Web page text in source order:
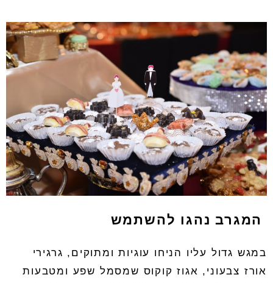
המגרב נהגו להשתמש
במגש גדול עליו הניחו עוגיות ומתוקים , גרגירי
אורז צבעוני , אגוז קוקוס שמסמל שפע ומטבעות